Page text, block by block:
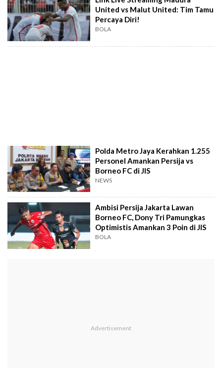
United vs Malut United: Tim Tamu
Percaya Diri!
BOLA
Polda Metro Jaya Kerahkan 1.255
Personel Amankan Persija vs
Borneo FC di JIS
NEWS
Ambisi Persija Jakarta Lawan
Borneo FC, Dony Tri Pamungkas
Optimistis Amankan 3 Poin di JIS
BOLA